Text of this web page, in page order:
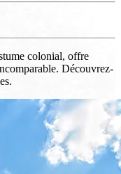
colonial, offre
Découvrez-